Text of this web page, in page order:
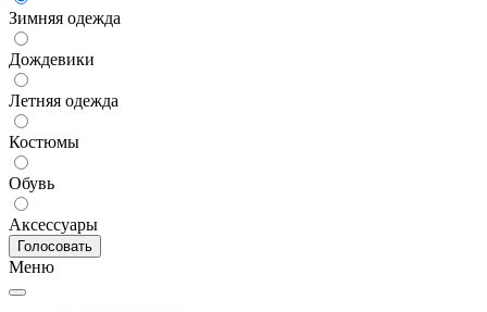
Зимняя одежда
Дождевики
Летняя одежда
Костюмы
Обувь
Аксессуары
Меню